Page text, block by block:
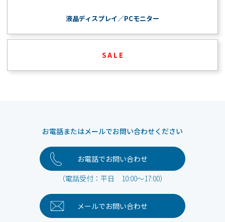
液晶ディスプレイ／PCモニター
S A L E
お電話またはメールでお問い合わせください
お電話でお問い合わせ
（電話受付：平日 10:00～17:00）
メールでお問い合わせ